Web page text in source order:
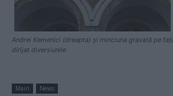
Andrei Kemenici (dreapta) și minciuna gravată pe
dirijat diversiunile
Main News